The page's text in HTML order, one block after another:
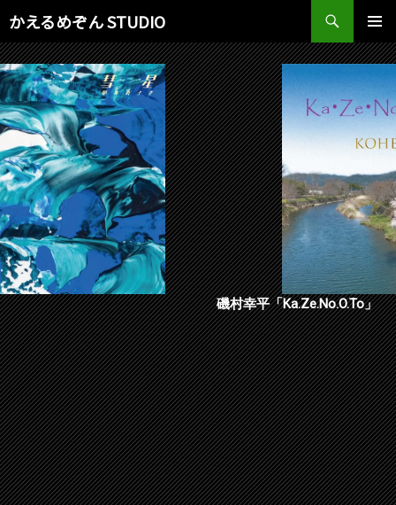
かえるめぞん STUDIO
検
索
メインメ
ニュー
ン
テ
ン
ツ
へ
ス
キ
ッ
プ
磯村幸平「Ka.Ze.No.O.To」